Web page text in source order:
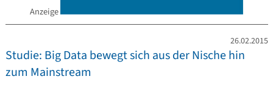
Anzeige
26.02.2015
Studie: Big Data bewegt sich aus der Nische hin
zum Mainstream